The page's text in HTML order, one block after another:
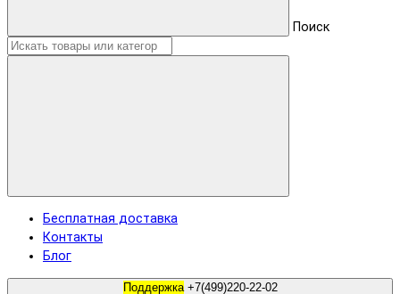
Поиск
Бесплатная доставка
Контакты
Блог
Поддержка +7(499)220-22-02